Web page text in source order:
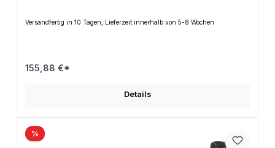
Versandfertig in 10 Tagen, Lieferzeit innerhalb von 5-8 Wochen
155,88 €*
Details
%